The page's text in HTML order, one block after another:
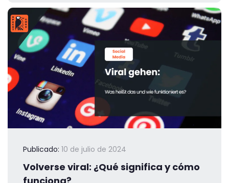
Publicado: 10 de julio de 2024
Volverse viral: ¿Qué significa y cómo